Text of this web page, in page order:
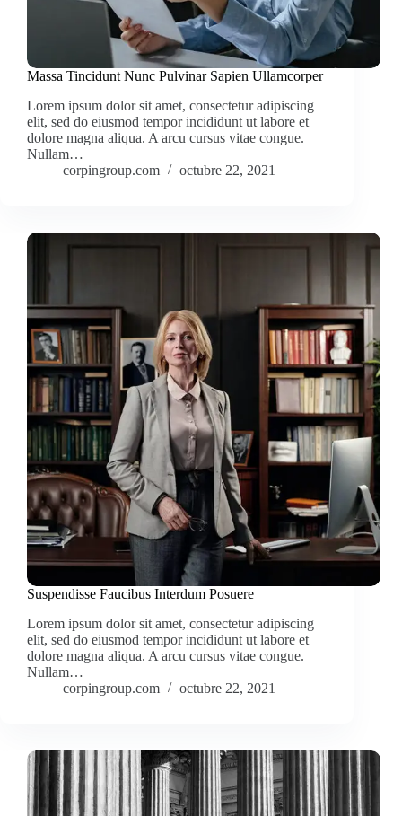
Massa Tincidunt Nunc Pulvinar Sapien Ullamcorper
Lorem ipsum dolor sit amet, consectetur adipiscing
elit, sed do eiusmod tempor incididunt ut labore et
dolore magna aliqua. A arcu cursus vitae congue.
Nullam…
corpingroup.com
octubre 22, 2021
Suspendisse Faucibus Interdum Posuere
Lorem ipsum dolor sit amet, consectetur adipiscing
elit, sed do eiusmod tempor incididunt ut labore et
dolore magna aliqua. A arcu cursus vitae congue.
Nullam…
corpingroup.com
octubre 22, 2021